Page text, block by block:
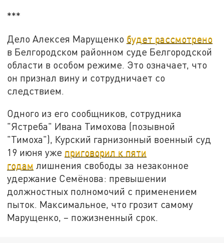
***
Дело Алексея Марущенко будет рассмотрено
в Белгородском районном суде Белгородской
области в особом режиме. Это означает, что
он признал вину и сотрудничает со
следствием.
Одного из его сообщников, сотрудника
"Ястреба" Ивана Тимохова (позывной
"Тимоха"), Курский гарнизонный военный суд
19 июня уже приговорил к пяти
годам лишнения свободы за незаконное
удержание Семёнова: превышении
должностных полномочий с применением
пыток. Максимальное, что грозит самому
Марущенко, – пожизненный срок.